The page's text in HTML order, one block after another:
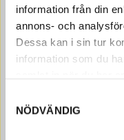
information från din
annons- och
Dessa kan i sin tur
information som du
NÖDVÄNDIG
REGULATOR